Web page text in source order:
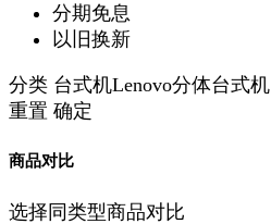
分期免息
以旧换新
分类 台式机Lenovo分体台式机
重置 确定
商品对比
选择同类型商品对比